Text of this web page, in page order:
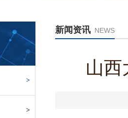
>
>
新闻资讯 NEWS
山西